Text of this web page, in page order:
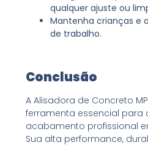
qualquer ajuste ou
Mantenha crianças e
de trabalho.
Conclusão
A Alisadora de Concreto
ferramenta essencial para
acabamento profissional
Sua alta performance,